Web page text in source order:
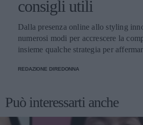
consigli utili
Dalla presenza online allo styling
numerosi modi per accrescere la
insieme qualche strategia per
REDAZIONE DIREDONNA
Può interessarti anche